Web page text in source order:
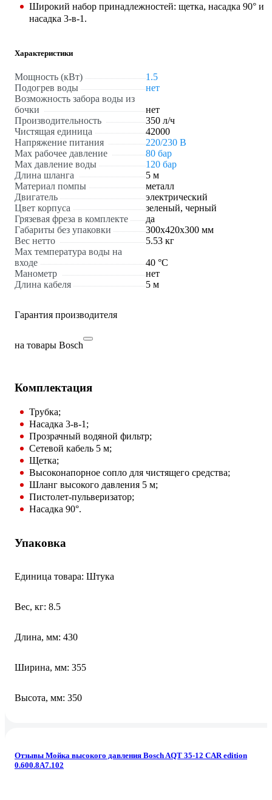
Широкий набор принадлежностей: щетка, насадка 90° и
насадка 3-в-1.
Характеристики
Мощность (кВт)
1.5
Подогрев воды
нет
Возможность забора воды из
бочки
нет
Производительность
350 л/ч
Чистящая единица
42000
Напряжение питания
220/230 В
Мах рабочее давление
80 бар
Max давление воды
120 бар
Длина шланга
5 м
Материал помпы
металл
Двигатель
электрический
Цвет корпуса
зеленый, черный
Грязевая фреза в комплекте
да
Габариты без упаковки
300х420х300 мм
Вес нетто
5.53 кг
Max температура воды на
входе
40 °С
Манометр
нет
Длина кабеля
5 м
Гарантия производителя
на товары Bosch
Комплектация
Трубка;
Насадка 3-в-1;
Прозрачный водяной фильтр;
Сетевой кабель 5 м;
Щетка;
Высоконапорное сопло для чистящего средства;
Шланг высокого давления 5 м;
Пистолет-пульверизатор;
Насадка 90°.
Упаковка
Единица товара: Штука
Вес, кг: 8.5
Длина, мм: 430
Ширина, мм: 355
Высота, мм: 350
Отзывы Мойка высокого давления Bosch AQT 35-12 CAR edition
0.600.8A7.102